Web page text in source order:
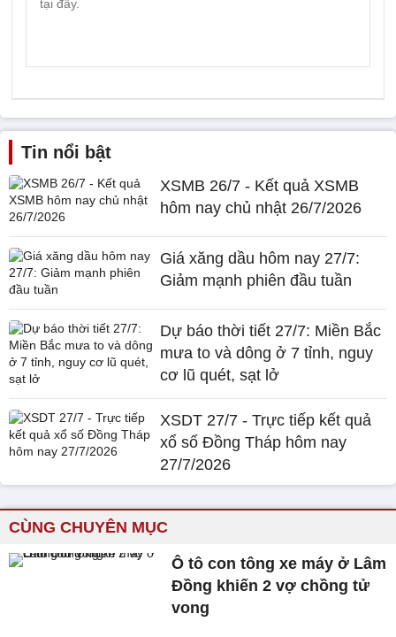
Tin nổi bật
XSMB 26/7 - Kết quả XSMB
hôm nay chủ nhật 26/7/2026
Giá xăng dầu hôm nay 27/7:
Giảm mạnh phiên đầu tuần
Dự báo thời tiết 27/7: Miền Bắc
mưa to và dông ở 7 tỉnh, nguy
cơ lũ quét, sạt lở
XSDT 27/7 - Trực tiếp kết quả
xổ số Đồng Tháp hôm nay
27/7/2026
CÙNG CHUYÊN MỤC
Ô tô con tông xe máy ở Lâm
Đồng khiến 2 vợ chồng tử
vong